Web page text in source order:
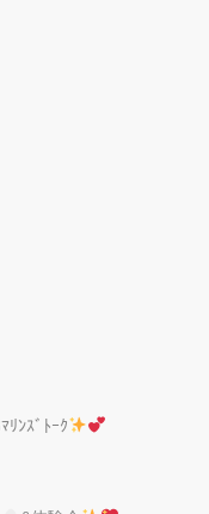
ﾏﾘﾝｽﾞﾄｰｸ